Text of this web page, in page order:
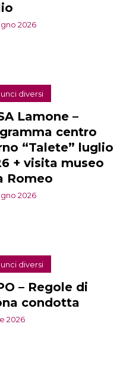
2026
diversi
Lamone –
centro
“Talete” luglio
+ visita museo
Romeo
2026
diversi
– Regole di
condotta
2026